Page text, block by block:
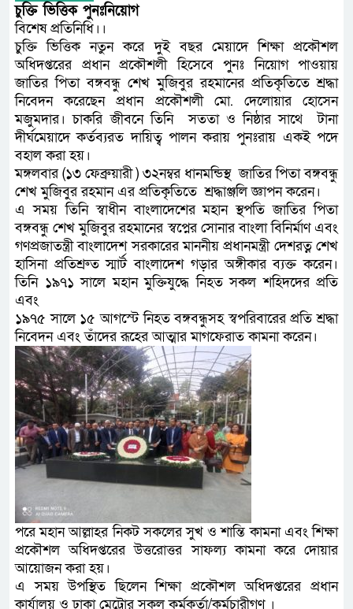
চুক্তি ভিত্তিক পুনঃনিয়োগ
বিশেষ প্রতিনিধি।।
চুক্তি ভিত্তিক নতুন করে দুই বছর মেয়াদে শিক্ষা প্রকৌশল
অধিদপ্তরের প্রধান প্রকৌশলী হিসেবে পুনঃ নিয়োগ পাওয়ায়
জাতির পিতা বঙ্গবন্ধু শেখ মুজিবুর রহমানের প্রতিকৃতিতে শ্রদ্ধা
নিবেদন করেছেন প্রধান প্রকৌশলী মো. দেলোয়ার হোসেন
মজুমদার। চাকরি জীবনে তিনি সততা ও নিষ্ঠার সাথে টানা
দীর্ঘমেয়াদে কর্তব্যরত দায়িত্ব পালন করায় পুনঃরায় একই পদে
বহাল করা হয়।
মঙ্গলবার (১৩ ফেব্রুয়ারী ) ৩২নম্বর ধানমন্ডিস্থ জাতির পিতা বঙ্গবন্ধু
শেখ মুজিবুর রহমান এর প্রতিকৃতিতে শ্রদ্ধাঞ্জলি জ্ঞাপন করেন।
এ সময় তিনি স্বাধীন বাংলাদেশের মহান স্থপতি জাতির পিতা
বঙ্গবন্ধু শেখ মুজিবুর রহমানের স্বপ্নের সোনার বাংলা বিনির্মাণ এবং
গণপ্রজাতন্ত্রী বাংলাদেশ সরকারের মাননীয় প্রধানমন্ত্রী দেশরত্ন শেখ
হাসিনা প্রতিশ্রুত স্মার্ট বাংলাদেশ গড়ার অঙ্গীকার ব্যক্ত করেন।
তিনি ১৯৭১ সালে মহান মুক্তিযুদ্ধে নিহত সকল শহিদদের প্রতি
এবং
১৯৭৫ সালে ১৫ আগস্টে নিহত বঙ্গবন্ধুসহ স্বপরিবারের প্রতি শ্রদ্ধা
নিবেদন এবং তাঁদের রূহের আত্মার মাগফেরাত কামনা করেন।
পরে মহান আল্লাহর নিকট সকলের সুখ ও শান্তি কামনা এবং শিক্ষা
প্রকৌশল অধিদপ্তরের উত্তরোত্তর সাফল্য কামনা করে দোয়ার
আয়োজন করা হয়।
এ সময় উপস্থিত ছিলেন শিক্ষা প্রকৌশল অধিদপ্তরের প্রধান
কার্যালয় ও ঢাকা মেট্রোর সকল কর্মকর্তা/কর্মচারীগণ ।